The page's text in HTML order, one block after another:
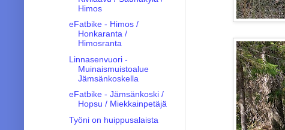
Himos
eFatbike - Himos /
Honkaranta /
Himosranta
Linnasenvuori -
Muinaismuistoalue
Jämsänkoskella
eFatbike - Jämsänkoski /
Hopsu / Miekkainpetäjä
Työni on huippusalaista